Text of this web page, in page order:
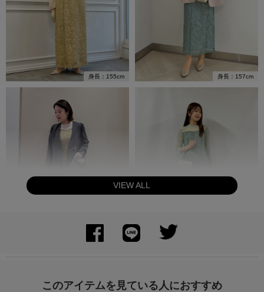
身長：155cm 身長：157cm
VIEW ALL
このアイテムを見ている人におすすめ